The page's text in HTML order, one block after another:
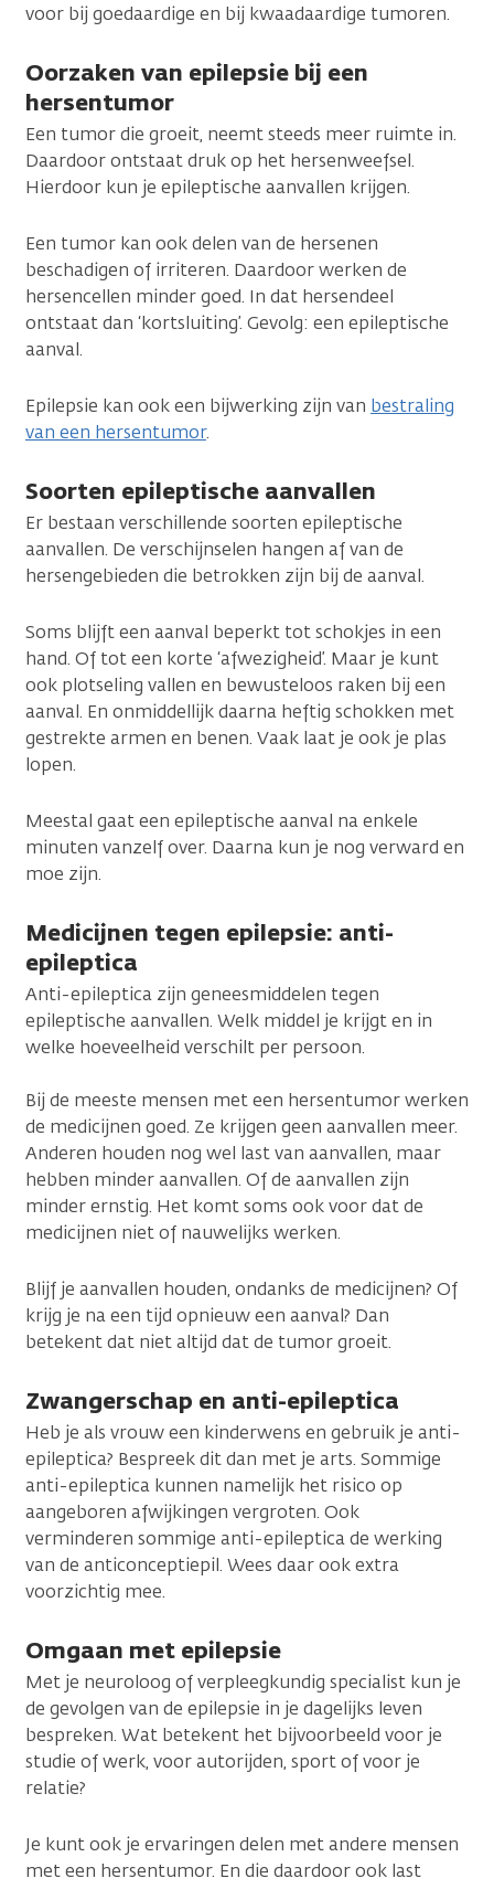
voor bij goedaardige en bij kwaadaardige tumoren.
Oorzaken van epilepsie bij een
hersentumor
Een tumor die groeit, neemt steeds meer ruimte in.
Daardoor ontstaat druk op het hersenweefsel.
Hierdoor kun je epileptische aanvallen krijgen.
Een tumor kan ook delen van de hersenen
beschadigen of irriteren. Daardoor werken de
hersencellen minder goed. In dat hersendeel
ontstaat dan ‘kortsluiting’. Gevolg: een epileptische
aanval.
Epilepsie kan ook een bijwerking zijn van bestraling
van een hersentumor.
Soorten epileptische aanvallen
Er bestaan verschillende soorten epileptische
aanvallen. De verschijnselen hangen af van de
hersengebieden die betrokken zijn bij de aanval.
Soms blijft een aanval beperkt tot schokjes in een
hand. Of tot een korte ‘afwezigheid’. Maar je kunt
ook plotseling vallen en bewusteloos raken bij een
aanval. En onmiddellijk daarna heftig schokken met
gestrekte armen en benen. Vaak laat je ook je plas
lopen.
Meestal gaat een epileptische aanval na enkele
minuten vanzelf over. Daarna kun je nog verward en
moe zijn.
Medicijnen tegen epilepsie: anti-
epileptica
Anti-epileptica zijn geneesmiddelen tegen
epileptische aanvallen. Welk middel je krijgt en in
welke hoeveelheid verschilt per persoon.
Bij de meeste mensen met een hersentumor werken
de medicijnen goed. Ze krijgen geen aanvallen meer.
Anderen houden nog wel last van aanvallen, maar
hebben minder aanvallen. Of de aanvallen zijn
minder ernstig. Het komt soms ook voor dat de
medicijnen niet of nauwelijks werken.
Blijf je aanvallen houden, ondanks de medicijnen? Of
krijg je na een tijd opnieuw een aanval? Dan
betekent dat niet altijd dat de tumor groeit.
Zwangerschap en anti-epileptica
Heb je als vrouw een kinderwens en gebruik je anti-
epileptica? Bespreek dit dan met je arts. Sommige
anti-epileptica kunnen namelijk het risico op
aangeboren afwijkingen vergroten. Ook
verminderen sommige anti-epileptica de werking
van de anticonceptiepil. Wees daar ook extra
voorzichtig mee.
Omgaan met epilepsie
Met je neuroloog of verpleegkundig specialist kun je
de gevolgen van de epilepsie in je dagelijks leven
bespreken. Wat betekent het bijvoorbeeld voor je
studie of werk, voor autorijden, sport of voor je
relatie?
Je kunt ook je ervaringen delen met andere mensen
met een hersentumor. En die daardoor ook last